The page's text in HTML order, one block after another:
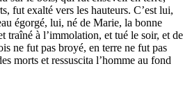
fut exalté vers les hauteurs. C’est lui,
égorgé, lui, né de Marie, la bonne
traîné à l’immolation, et tué le soir, et de
ne fut pas broyé, en terre ne fut pas
morts et ressuscita l’homme au fond